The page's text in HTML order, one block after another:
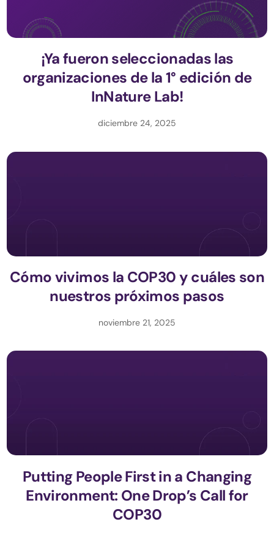
¡Ya fueron seleccionadas las
organizaciones de la 1° edición de
InNature Lab!
diciembre 24, 2025
Cómo vivimos la COP30 y cuáles son
nuestros próximos pasos
noviembre 21, 2025
Putting People First in a Changing
Environment: One Drop’s Call for
COP30